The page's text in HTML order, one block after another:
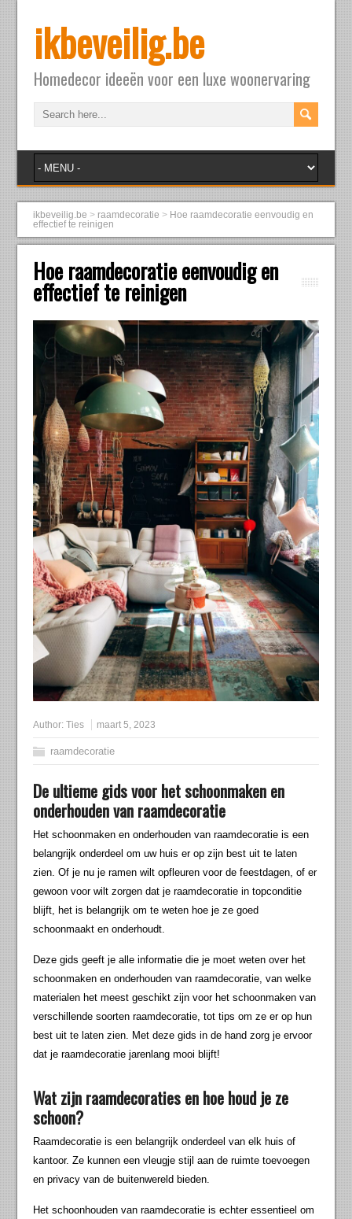
ikbeveilig.be
Homedecor ideeën voor een luxe woonervaring
ikbeveilig.be > raamdecoratie > Hoe raamdecoratie eenvoudig en
effectief te reinigen
Hoe raamdecoratie eenvoudig en
effectief te reinigen
Author:Ties maart 5, 2023
raamdecoratie
De ultieme gids voor het schoonmaken en
onderhouden van raamdecoratie
Het schoonmaken en onderhouden van raamdecoratie is een
belangrijk onderdeel om uw huis er op zijn best uit te laten
zien. Of je nu je ramen wilt opfleuren voor de feestdagen, of er
gewoon voor wilt zorgen dat je raamdecoratie in topconditie
blijft, het is belangrijk om te weten hoe je ze goed
schoonmaakt en onderhoudt.
Deze gids geeft je alle informatie die je moet weten over het
schoonmaken en onderhouden van raamdecoratie, van welke
materialen het meest geschikt zijn voor het schoonmaken van
verschillende soorten raamdecoratie, tot tips om ze er op hun
best uit te laten zien. Met deze gids in de hand zorg je ervoor
dat je raamdecoratie jarenlang mooi blijft!
Wat zijn raamdecoraties en hoe houd je ze
schoon?
Raamdecoratie is een belangrijk onderdeel van elk huis of
kantoor. Ze kunnen een vleugje stijl aan de ruimte toevoegen
en privacy van de buitenwereld bieden.
Het schoonhouden van raamdecoratie is echter essentieel om